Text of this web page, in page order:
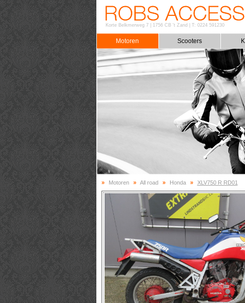
Korte Belkmerweg 7| 1756 CB 't Zand T: 0224 591230
Motoren Scooters
» Motoren » All road » Honda » XLV750 R RD01